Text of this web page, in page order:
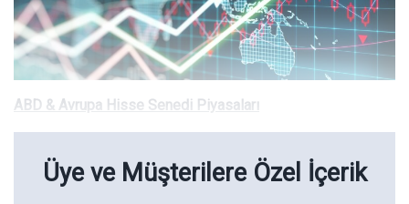
ABD & Avrupa Hisse Senedi Piyasaları
Üye ve Müşterilere Özel İçerik